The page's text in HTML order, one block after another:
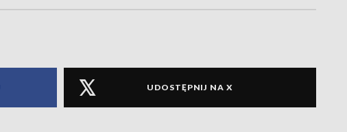
UDOSTĘPNIJ NA X